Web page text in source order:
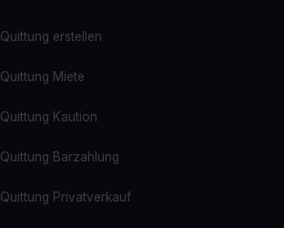
Quittung erstellen
Quittung Miete
Quittung Kaution
Quittung Barzahlung
Quittung Privatverkauf